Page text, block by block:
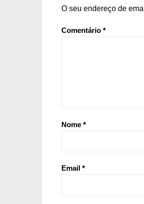
O seu endereço de
Comentário *
Nome *
Email *